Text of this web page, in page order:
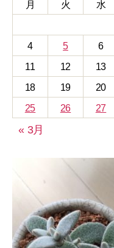
月 火 水
4
5 6
11
12 13
18
19 20
25
26 27
« 3月